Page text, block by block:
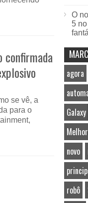
se vê, a
para o
O
5
agora
Galaxy
novo
robô